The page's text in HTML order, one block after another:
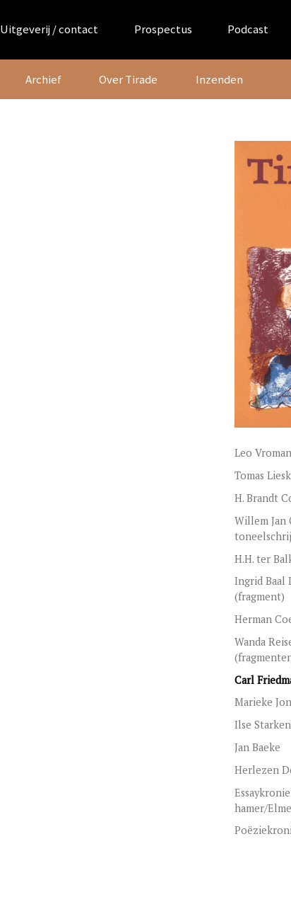
Uitgeverij / contact Prospectus Podcast
Archief Over Tirade Inzenden
Leo
Tomas
H. Brandt
Willem Jan
H.H. ter
Ingrid Baal
(fragment)
Herman
Wanda
Carl
Marieke
Ilse
Jan Baeke
Herlezen
hamer/